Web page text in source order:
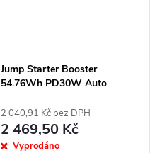
Jump Starter Booster
54.76Wh PD30W Auto
2 040,91 Kč bez DPH
2 469,50 Kč
Vyprodáno